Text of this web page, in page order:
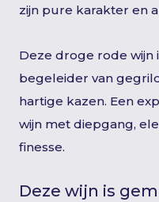
zijn pure karakter en
Deze droge rode wijn
begeleider van
hartige kazen. Een
wijn met diepgang,
finesse.
Deze wijn is